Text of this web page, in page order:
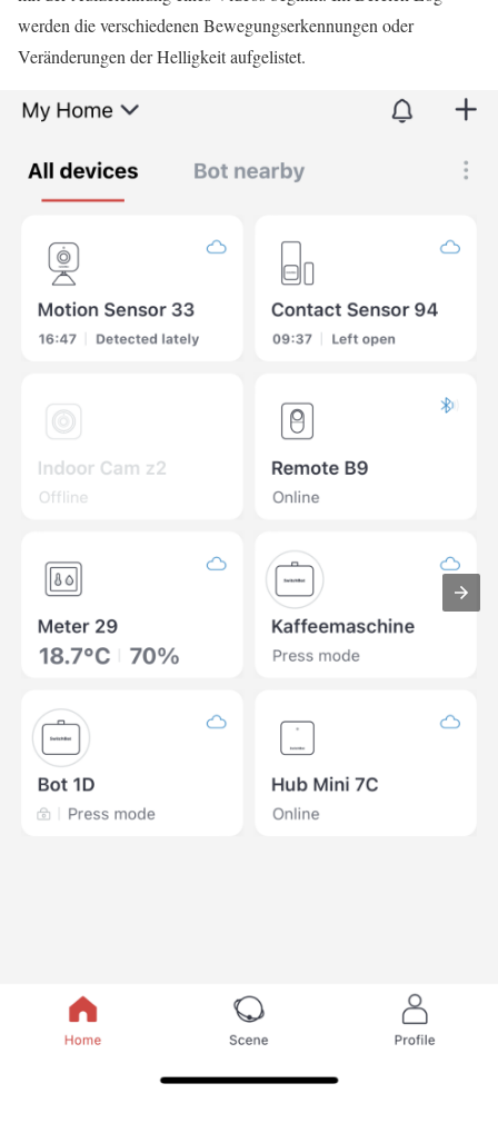
werden die verschiedenen Bewegungserkennungen oder
Veränderungen der Helligkeit aufgelistet.